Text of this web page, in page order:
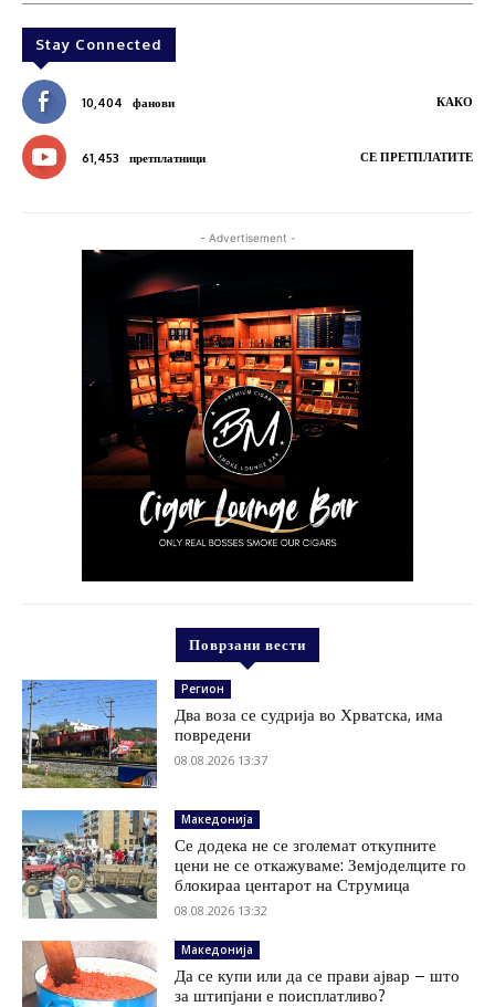
Stay Connected
10,404 фанови КАКО
61,453 претплатници СЕ ПРЕТПЛАТИТЕ
- Advertisement -
Поврзани вести
Регион
Два воза се судрија во Хрватска, има
повредени
08.08.2026 13:37
Македонија
Се додека не се зголемат откупните
цени не се откажуваме: Земјоделците го
блокираа центарот на Струмица
08.08.2026 13:32
Македонија
Да се купи или да се прави ајвар – што
за штипјани е поисплатливо?